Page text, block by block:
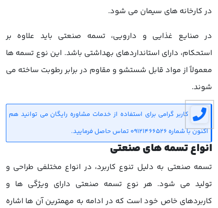
در کارخانه های سیمان می شود.
در صنایع غذایی و دارویی، تسمه صنعتی باید علاوه بر
استحکام، دارای استانداردهای بهداشتی باشد. این نوع تسمه ها
معمولاً از مواد قابل شستشو و مقاوم در برابر رطوبت ساخته می
شوند.
کاربر گرامی برای استفاده از خدمات مشاوره رایگان می توانید هم
اکنون با شماره 09121466526 تماس حاصل فرمایید.
انواع تسمه های صنعتی
تسمه صنعتی به دلیل تنوع کاربرد، در انواع مختلفی طراحی و
تولید می شود. هر نوع تسمه صنعتی دارای ویژگی ها و
کاربردهای خاص خود است که در ادامه به مهمترین آن ها اشاره